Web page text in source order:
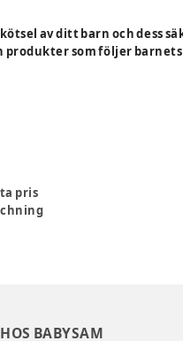
av ditt barn och dess
som följer
pris
HOS BABYSAM